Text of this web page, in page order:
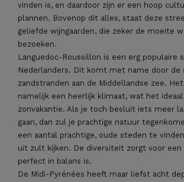
vinden is, en daardoor zijn er een hoop
plannen. Bovenop dit alles, staat deze
geliefde wijngaarden, die zeker de moeite
bezoeken.
Languedoc-Roussillon is een erg populaire
Nederlanders. Dit komt met name door de
zandstranden aan de Middellandse zee.
namelijk een heerlijk klimaat, wat het
zonvakantie. Als je toch besluit iets meer
gaan, dan zul je prachtige natuur
een aantal prachtige, oude steden te
uit zult kijken. De diversiteit zorgt voor een
perfect in balans is.
De Midi-Pyrénées heeft maar liefst acht